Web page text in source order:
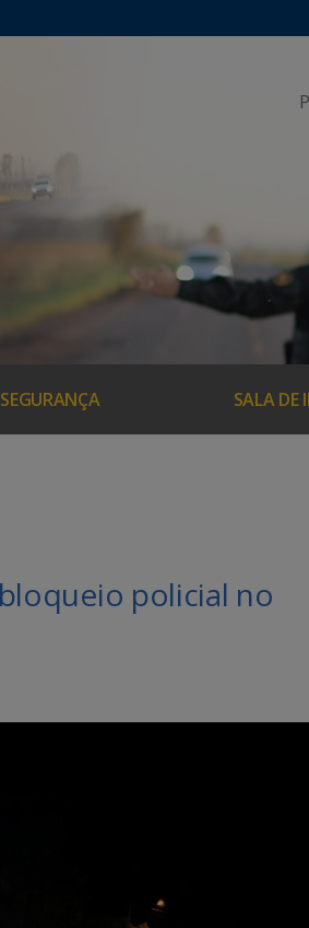
SALA DE
policial no